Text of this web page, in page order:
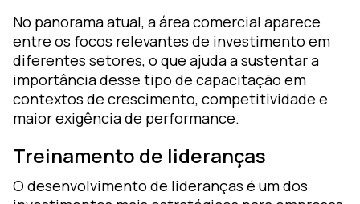
No panorama atual, a área comercial aparece
entre os focos relevantes de investimento em
diferentes setores, o que ajuda a sustentar a
importância desse tipo de capacitação em
contextos de crescimento, competitividade e
maior exigência de performance.
Treinamento de lideranças
O desenvolvimento de lideranças é um dos